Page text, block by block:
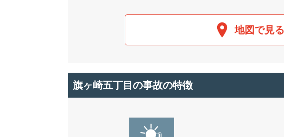
地図で見る
旗ヶ崎五丁目の事故の特徴